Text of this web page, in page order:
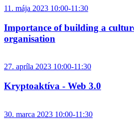
11. mája 2023 10:00-11:30
Importance of building a
organisation
27. apríla 2023 10:00-11:30
Kryptoaktíva - Web 3.0
30. marca 2023 10:00-11:30